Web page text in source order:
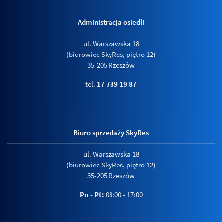
Administracja osiedli
ul. Warszawska 18
(biurowiec SkyRes, piętro 12)
35-205 Rzeszów
tel. 17 789 19 87
Biuro sprzedaży SkyRes
ul. Warszawska 18
(biurowiec SkyRes, piętro 12)
35-205 Rzeszów
Pn - Pt: 08:00 - 17:00